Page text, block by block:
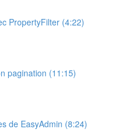
PropertyFilter (4:22)
pagination (11:15)
de EasyAdmin (8:24)